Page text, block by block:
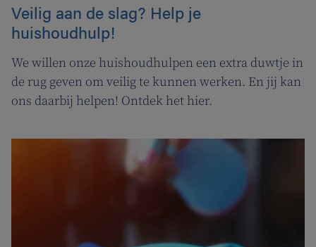
Veilig aan de slag? Help je
huishoudhulp!
We willen onze huishoudhulpen een extra duwtje in
de rug geven om veilig te kunnen werken. En jij kan
ons daarbij helpen! Ontdek het hier.